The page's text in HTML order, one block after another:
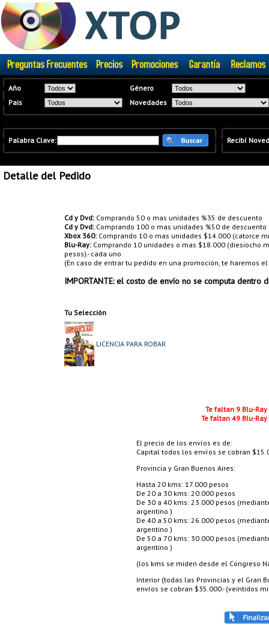
� Año
Género
� Pais Novedades
� Palabra Clave: � � Recibí
Detalle del Pedido
Cd y Dvd: Comprando 50 o mas unidades %35 de descuento
Cd y Dvd: Comprando 100 o mas unidades %50 de descuento
Xbox 360: Comprando 10 o mas unidades $14.000 (catorce
Blu-Ray: Comprando 10 unidades o mas $18.000 (diesiocho
pesos).- cada uno
(En caso de entrar tu pedido en una promoción, te haremos
IMPORTANTE: el costo de envío no se computa
Tu Selección
LICENCIA PARA ROBAR
Te faltan 9 Blu-
Te faltan 49 Blu-
El precio de los envíos es de:
Capital todos los envíos se cobran
Provincia y Gran Buenos Aires:
Hasta 20 kms: 17.000 pesos
De 20 a 30 kms: 20.000 pesos
De 30 a 40 kms: 23.000 pesos
argentino )
De 40 a 50 kms: 26.000 pesos
argentino )
De 50 a 70 kms: 30.000 pesos
argentino )
(los kms se miden desde el Congreso
Interior (todas las Provincias y el Gran
envíos se cobran $35.000.- (veintidos